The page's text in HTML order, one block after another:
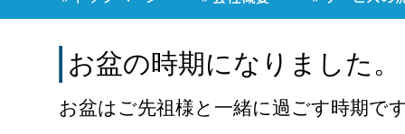
お盆の時期になりました。
お盆はご先祖様と一緒に過ごす時期で